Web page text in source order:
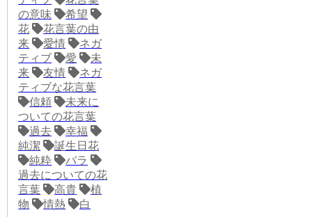
の意味
希望
花
花言葉の由
来
愛情
ネガ
ティブ
愛
未
来
友情
ネガ
ティブな花言葉
信頼
未来に
ついての花言葉
過去
幸福
純潔
誕生日花
純粋
バラ
過去についての花
言葉
高貴
植
物
情熱 白